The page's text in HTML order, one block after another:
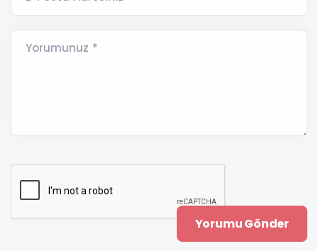
Yorumunuz *